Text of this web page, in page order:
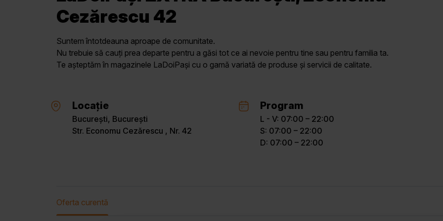
Cezărescu 42
Suntem întotdeauna aproape de comunitate.
Nu trebuie să cauți prea departe pentru a găsi tot ce ai nevoie pentru tine sau pentru familia ta.
Te așteptăm în magazinele LaDoiPași cu o gamă variată de produse și servicii de calitate.
Locație
București, București
Str. Economu Cezărescu , Nr. 42
Program
L - V: 07:00 – 22:00
S: 07:00 – 22:00
D: 07:00 – 22:00
Oferta curentă